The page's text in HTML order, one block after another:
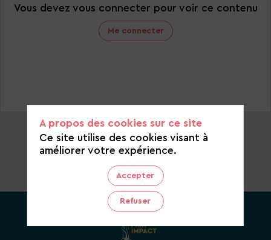
Vous devez vous connecter pour voir ce contenu
Me connecter
A propos des cookies sur ce site
Ce site utilise des cookies visant à
améliorer votre expérience.
Accepter
Refuser